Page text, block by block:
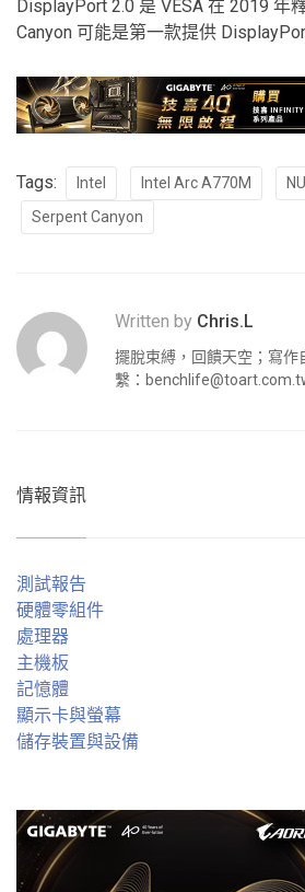
DisplayPort 2.0 是 VESA 在 2019 年
Canyon 可能是第一款提供
Tags: Intel Intel Arc A770M
Serpent Canyon
Written by Chris.L
擺脫束縛，回饋天空；寫作
繫：
情報資訊
測試報告
硬體零組件
處理器
主機板
記憶體
顯示卡與螢幕
儲存裝置與設備